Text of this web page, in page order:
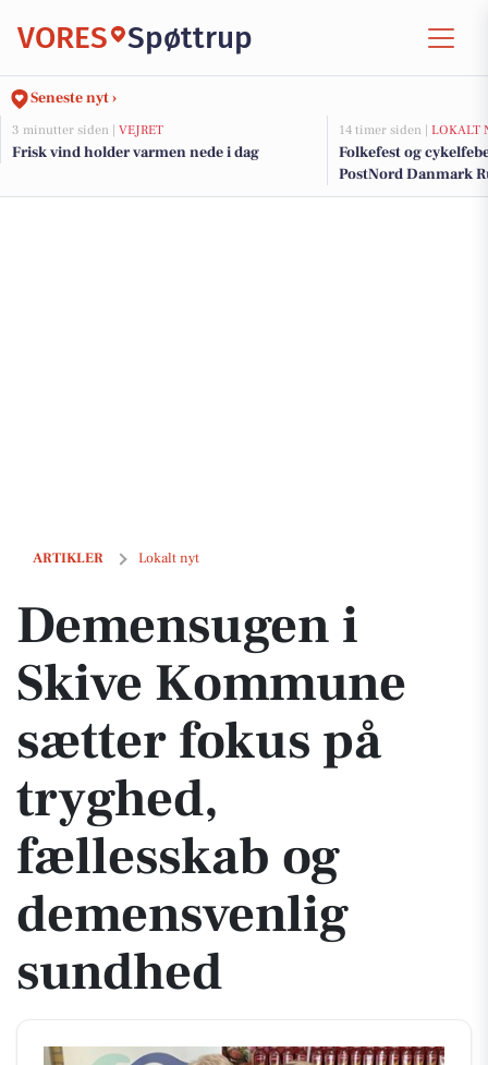
VORES Spøttrup
Seneste nyt ›
3 minutter siden | VEJRET
Frisk vind holder varmen nede i dag
14 timer siden | LOKALT
Folkefest og
PostNord Danmark
Skive
ARTIKLER Lokalt nyt
Demensugen i Skive Kommune sætter fokus på tryghed, fællesskab
Demensugen i
Skive Kommune
sætter fokus på
tryghed,
fællesskab og
demensvenlig
sundhed